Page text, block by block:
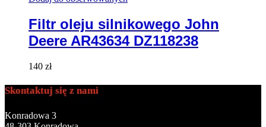
Filtr oleju silnikowego John
Deere AR43634 DZ118238
140 zł
Skontaktuj się z nami
Konradowa 3